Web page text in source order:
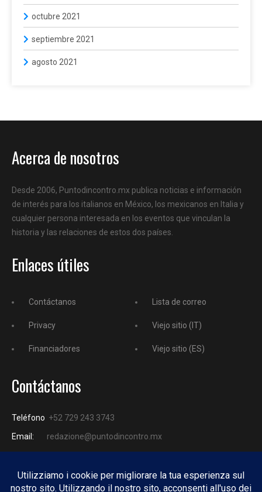
octubre 2021
septiembre 2021
agosto 2021
Acerca de nosotros
Desde 2006, Puntodincontro.mx publica noticias e información
de interés para los italianos en México, los mexicanos en Italia y
cualquier persona interesada en los eventos que vinculan la
historia y las relaciones de estos dos países.
Enlaces útiles
Contáctanos
Privacy
Financiadores
Lista de correo
Viejo sitio (IT)
Viejo sitio (ES)
Contáctanos
Teléfono +52 729 243 3743
Email:
redazione@puntodincontro.mx
PUNTODINCONTRO